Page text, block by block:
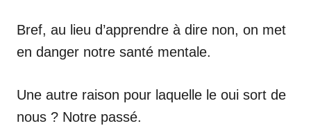
Bref, au lieu d’apprendre à dire non, on met
en danger notre santé mentale.
Une autre raison pour laquelle le oui sort de
nous ? Notre passé.